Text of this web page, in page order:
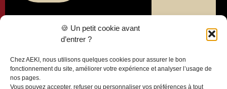
🍪 Un petit cookie avant
d’entrer ?
Chez AEKI, nous utilisons quelques cookies pour assurer le bon
fonctionnement du site, améliorer votre expérience et analyser l’usage de
nos pages.
Vous pouvez accepter, refuser ou personnaliser vos préférences à tout
Liens
utiles
confidentialité
Mentions